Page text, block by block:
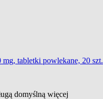
tabletki powlekane, 20 szt.
domyślną więcej